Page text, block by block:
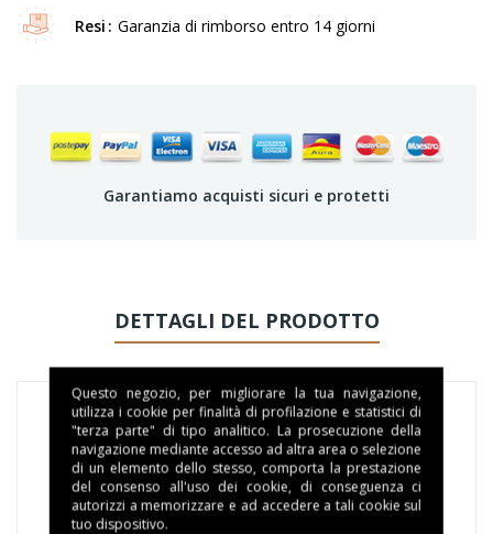
Resi Garanzia di rimborso entro 14 giorni
Garantiamo acquisti sicuri e protetti
DETTAGLI DEL PRODOTTO
Questo negozio, per migliorare la tua navigazione,
utilizza i cookie per finalità di profilazione e statistici di
"terza parte" di tipo analitico. La prosecuzione della
navigazione mediante accesso ad altra area o selezione
di un elemento dello stesso, comporta la prestazione
del consenso all'uso dei cookie, di conseguenza ci
autorizzi a memorizzare e ad accedere a tali cookie sul
tuo dispositivo.